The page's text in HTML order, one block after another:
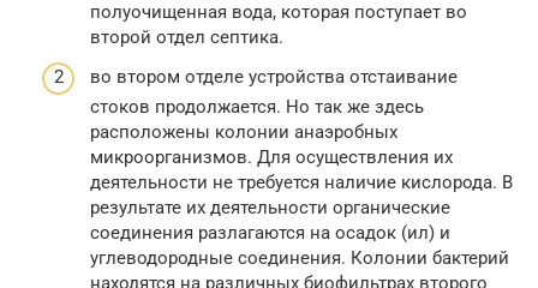
полуочищенная вода, которая поступает во
второй отдел септика.
во втором отделе устройства отстаивание
стоков продолжается. Но так же здесь
расположены колонии анаэробных
микроорганизмов. Для осуществления их
деятельности не требуется наличие кислорода. В
результате их деятельности органические
соединения разлагаются на осадок (ил) и
углеводородные соединения. Колонии бактерий
находятся на различных биофильтрах второго